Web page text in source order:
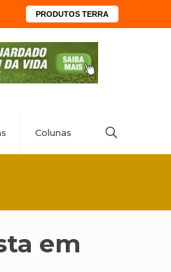
PRODUTOS TERRA
Colunas
em